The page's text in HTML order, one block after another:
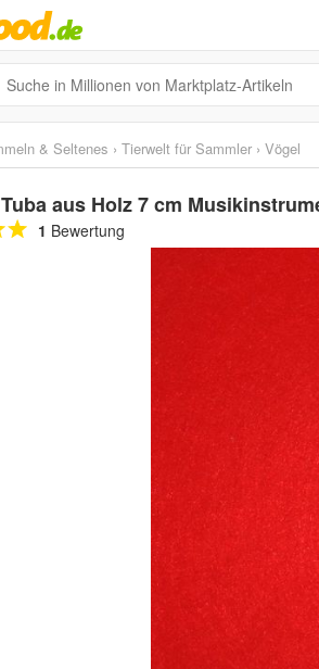
& Seltenes › Tierwelt für Sammler › Vögel
aus Holz 7 cm
1 Bewertung